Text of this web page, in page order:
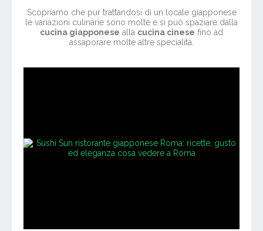
Scopriamo che pur trattandosi di un locale giapponese
le variazioni culinarie sono molte e si può spaziare dalla
cucina giapponese alla cucina cinese fino ad
assaporare molte altre specialità.